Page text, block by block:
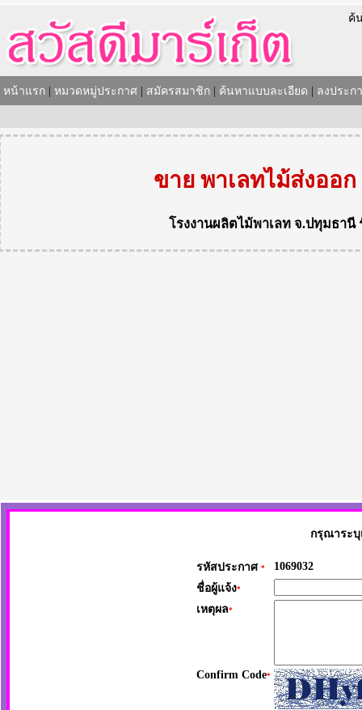
ค้
หน้าแรก หมวดหมู่ประกาศ สมัครสมาชิก ค้นหาแบบละเอียด ลงประก
ขาย พาเลทไม้ส่งออ
โรงงานผลิตไม้พาเลท จ.ปทุมธานี
กรุณาระบุ
รหัสประกาศ *
1069032
ชื่อผู้แจ้ง*
เหตุผล*
Confirm Code*